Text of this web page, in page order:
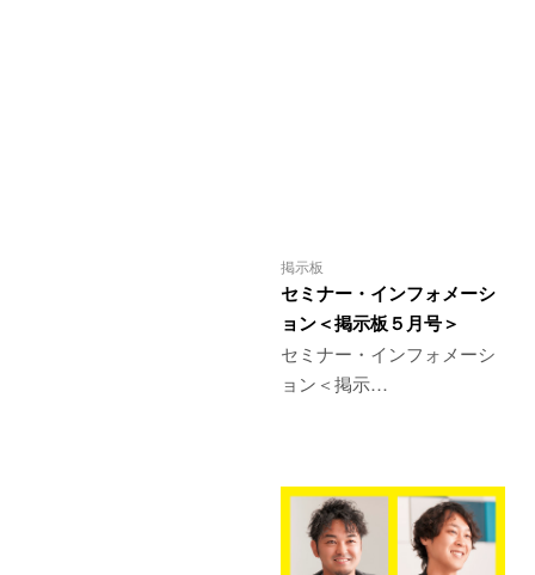
掲示板
セミナー・インフォメーシ
ョン＜掲示板５月号＞
セミナー・インフォメーシ
ョン＜掲示…